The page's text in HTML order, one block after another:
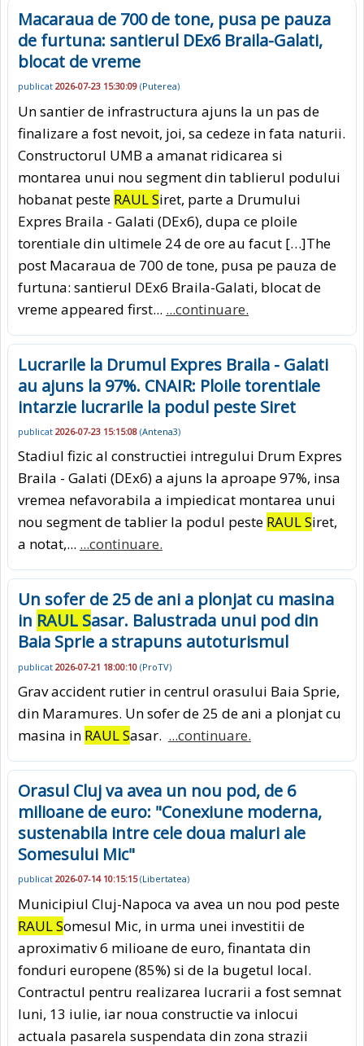
Macaraua de 700 de tone, pusa pe pauza
de furtuna: santierul DEx6 Braila-Galati,
blocat de vreme
publicat 2026-07-23 15:30:09 (Puterea)
Un santier de infrastructura ajuns la un pas de
finalizare a fost nevoit, joi, sa cedeze in fata naturii.
Constructorul UMB a amanat ridicarea si
montarea unui nou segment din tablierul podului
hobanat peste RAUL Siret, parte a Drumului
Expres Braila - Galati (DEx6), dupa ce ploile
torentiale din ultimele 24 de ore au facut […]The
post Macaraua de 700 de tone, pusa pe pauza de
furtuna: santierul DEx6 Braila-Galati, blocat de
vreme appeared first... ...continuare.
Lucrarile la Drumul Expres Braila - Galati
au ajuns la 97%. CNAIR: Ploile torentiale
intarzie lucrarile la podul peste Siret
publicat 2026-07-23 15:15:08 (Antena3)
Stadiul fizic al constructiei intregului Drum Expres
Braila - Galati (DEx6) a ajuns la aproape 97%, insa
vremea nefavorabila a impiedicat montarea unui
nou segment de tablier la podul peste RAUL Siret,
a notat,... ...continuare.
Un sofer de 25 de ani a plonjat cu masina
in RAUL Sasar. Balustrada unui pod din
Baia Sprie a strapuns autoturismul
publicat 2026-07-21 18:00:10 (ProTV)
Grav accident rutier in centrul orasului Baia Sprie,
din Maramures. Un sofer de 25 de ani a plonjat cu
masina in RAUL Sasar. ...continuare.
Orasul Cluj va avea un nou pod, de 6
milioane de euro: "Conexiune moderna,
sustenabila intre cele doua maluri ale
Somesului Mic"
publicat 2026-07-14 10:15:15(Libertatea)
Municipiul Cluj-Napoca va avea un nou pod peste
RAUL Somesul Mic, in urma unei investitii de
aproximativ 6 milioane de euro, finantata din
fonduri europene (85%) si de la bugetul local.
Contractul pentru realizarea lucrarii a fost semnat
luni, 13 iulie, iar noua constructie va inlocui
actuala pasarela suspendata din zona strazii